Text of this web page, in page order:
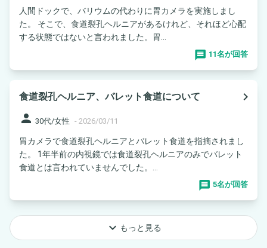
人間ドックで、バリウムの代わりに胃カメラを実施しまし
た。 そこで、食道裂孔ヘルニアがあるけれど、それほど心配
する状態ではないと言われました。胃...
11名が回答
食道裂孔ヘルニア、バレット食道について
navigate_next
person 30代/女性 - 2026/03/11
胃カメラで食道裂孔ヘルニアとバレット食道を指摘されまし
た。 1年半前の内視鏡では食道裂孔ヘルニアのみでバレット
食道とは言われていませんでした。...
5名が回答
keyboard_arrow_down もっと見る